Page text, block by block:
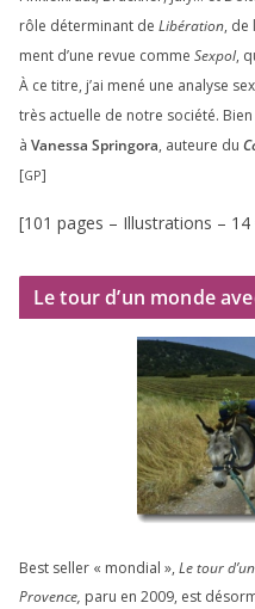
rôle déter­mi­nant de Libération, de
ment d’une revue comme Sexpol,
À ce titre, j’ai mené une ana­lyse
très actuelle de notre socié­té.
à Vanessa Springora, auteure du
[GP]
[101 pages – Illustrations – 14
Le tour d’un monde
Best sel­ler « mon­dial », Le tour
Provence, paru en 2009, est